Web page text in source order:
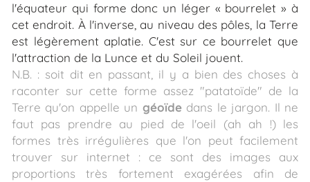
l'équateur qui forme donc un léger « bourrelet» à
cet endroit. À l'inverse, au niveau des pôles, la Terre
est légèrement aplatie. C'est sur ce bourrelet que
l'attraction de la Lunce et du Soleil jouent.
N.B. : soit dit en passant, il y a bien des choses à
raconter sur cette forme assez "patatoïde" de la
Terre qu'on appelle un géoïde dans le jargon. Il ne
faut pas prendre au pied de l'oeil (ah ah !) les
formes très irrégulières que l'on peut facilement
trouver sur internet : ce sont des images aux
proportions très fortement exagérées afin de